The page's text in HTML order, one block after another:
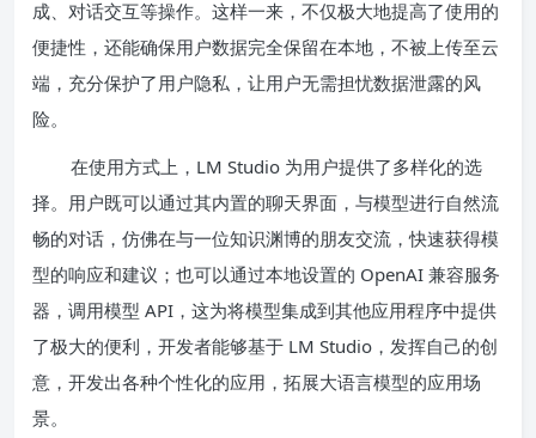
成、对话交互等操作。这样一来，不仅极大地提高了使用的
便捷性，还能确保用户数据完全保留在本地，不被上传至云
端，充分保护了用户隐私，让用户无需担忧数据泄露的风
险。
在使用方式上，LM Studio 为用户提供了多样化的选
择。用户既可以通过其内置的聊天界面，与模型进行自然流
畅的对话，仿佛在与一位知识渊博的朋友交流，快速获得模
型的响应和建议；也可以通过本地设置的 OpenAI 兼容服务
器，调用模型 API，这为将模型集成到其他应用程序中提供
了极大的便利，开发者能够基于 LM Studio，发挥自己的创
意，开发出各种个性化的应用，拓展大语言模型的应用场
景。